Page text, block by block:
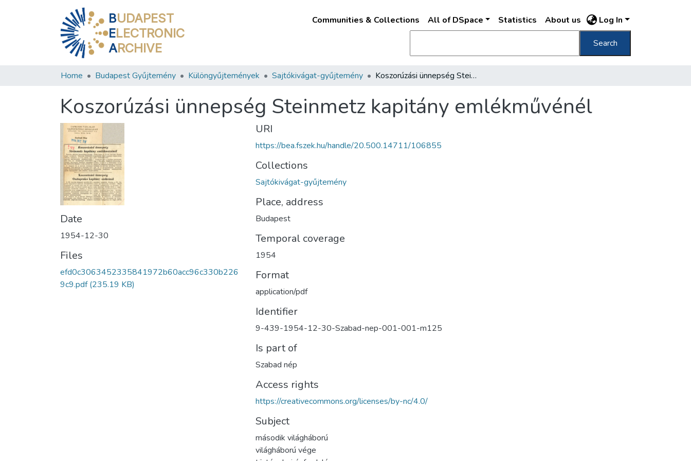
BUDAPEST
ELECTRONIC
ARCHIVE
Communities & Collections All of DSpace Statistics About us Log In
Search
Home Budapest Gyűjtemény Különgyűjtemények Sajtókivágat-gyűjtemény Koszorúzási ünnepség Steinmetz kapitány emlékművénél
Koszorúzási ünnepség Steinmetz kapitány emlékművénél
Date
1954-12-30
Files
efd0c3063452335841972b60acc96c330b226
9c9.pdf(235.19 KB)
URI
https://bea.fszek.hu/handle/20.500.14711/106855
Collections
Sajtókivágat-gyűjtemény
Place, address
Budapest
Temporal coverage
1954
Format
application/pdf
Identifier
9-439-1954-12-30-Szabad-nep-001-001-m125
Is part of
Szabad nép
Access rights
https://creativecommons.org/licenses/by-nc/4.0/
Subject
második világháború
világháború vége